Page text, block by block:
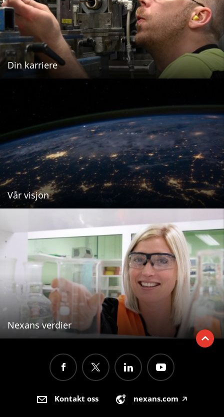
Din karriere
Vår visjon
Nexans verdier
Kontakt oss nexans.com 🡥